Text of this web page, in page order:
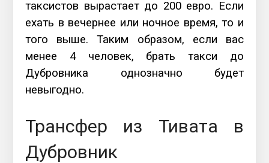
таксистов вырастает до 200 евро. Если
ехать в вечернее или ночное время, то и
того выше. Таким образом, если вас
менее 4 человек, брать такси до
Дубровника однозначно будет
невыгодно.
Трансфер из Тивата в
Дубровник